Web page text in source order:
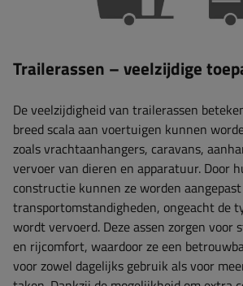
Trailerassen – veelzijdige
De veelzijdigheid van trailerassen
breed scala aan voertuigen kunnen
zoals vrachtaanhangers, caravans,
vervoer van dieren en apparatuur. Door
constructie kunnen ze worden
transportomstandigheden, ongeacht de
wordt vervoerd. Deze assen zorgen
en rijcomfort, waardoor ze een
voor zowel dagelijks gebruik als voor